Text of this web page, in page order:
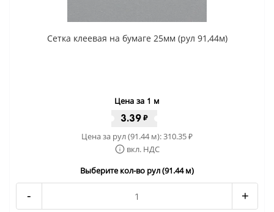
Сетка клеевая на бумаге 25мм (рул 91,44м)
Цена за 1 м
3.39 ₽
Цена за рул (91.44 м):310.35₽
вкл. НДС
Выберите кол-во рул (91.44 м)
- +